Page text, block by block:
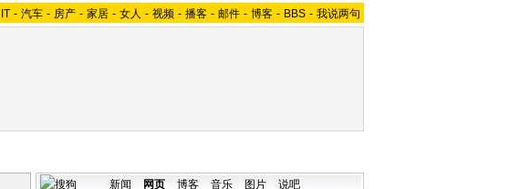
IT - 汽车 - 房产 - 家居 - 女人 - 视频 - 播客 - 邮件 - 博客 - BBS - 我说两句
新闻 网页 博客 音乐 图片 说吧